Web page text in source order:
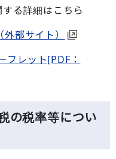
る詳細はこちら
部サイト）
フレット[PDF：
の税率等につい